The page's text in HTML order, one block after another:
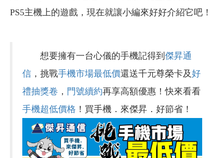
PS5主機上的遊戲，現在就讓小編來好好介紹它吧！
想要擁有一台心儀的手機記得到 傑昇通
信 ，挑戰手機市場最低價還送千元尊榮卡及好
禮抽獎卷 ， 門號續約再享高額優惠！快來看看
手機超低價格 ！買手機．來傑昇．好節省！